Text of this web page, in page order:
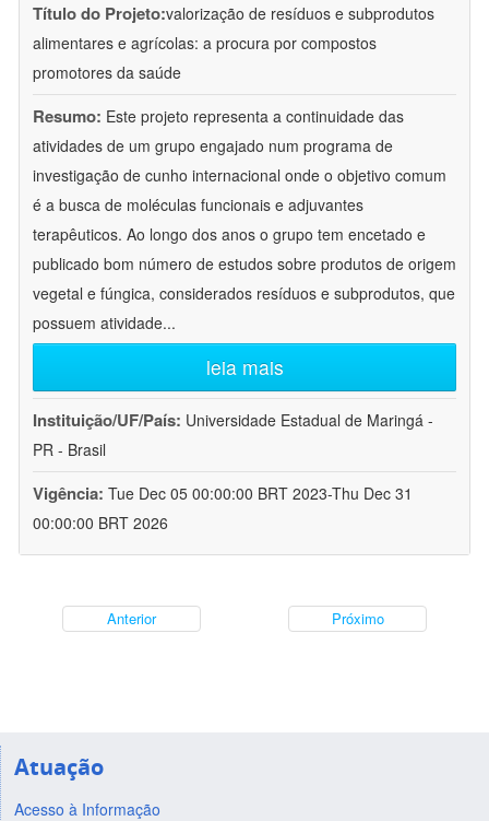
Título do Projeto:valorização de resíduos e subprodutos
alimentares e agrícolas: a procura por compostos
promotores da saúde
Resumo: Este projeto representa a continuidade das
atividades de um grupo engajado num programa de
investigação de cunho internacional onde o objetivo comum
é a busca de moléculas funcionais e adjuvantes
terapêuticos. Ao longo dos anos o grupo tem encetado e
publicado bom número de estudos sobre produtos de origem
vegetal e fúngica, considerados resíduos e subprodutos, que
possuem atividade...
leia mais
Instituição/UF/País: Universidade Estadual de Maringá -
PR - Brasil
Vigência: Tue Dec 05 00:00:00 BRT 2023-Thu Dec 31
00:00:00 BRT 2026
Anterior Próximo
Atuação
Acesso à Informação